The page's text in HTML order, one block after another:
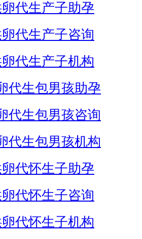
代生产子助孕
代生产子咨询
代生产子机构
代生包男孩助孕
代生包男孩咨询
代生包男孩机构
代怀生子助孕
代怀生子咨询
代怀生子机构